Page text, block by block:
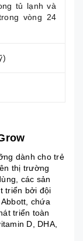
tủ lạnh và
vòng 24
dành cho trẻ
thị trường
các sản
triển bởi đội
chứa
triển toàn
D, DHA,